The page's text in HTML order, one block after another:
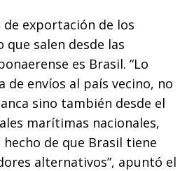
exportación de los
salen desde las
es Brasil. “Lo
de envíos al país vecino, no
sino también desde el
marítimas nacionales,
hecho de que Brasil tiene
alternativos”, apuntó el